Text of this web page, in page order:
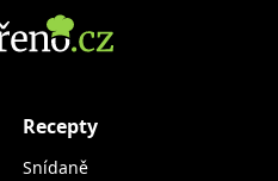
Recepty
Snídaně